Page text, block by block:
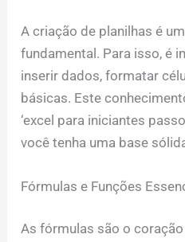
A criação de planilhas é
fundamental. Para isso, é
inserir dados, formatar
básicas. Este
‘excel para iniciantes
você tenha uma base
Fórmulas e Funções
As fórmulas são o